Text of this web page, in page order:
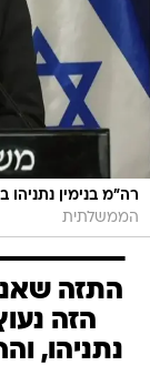
רה"מ בנימין נתניהו
הממשלתית
התזה
הזה
נתניהו,